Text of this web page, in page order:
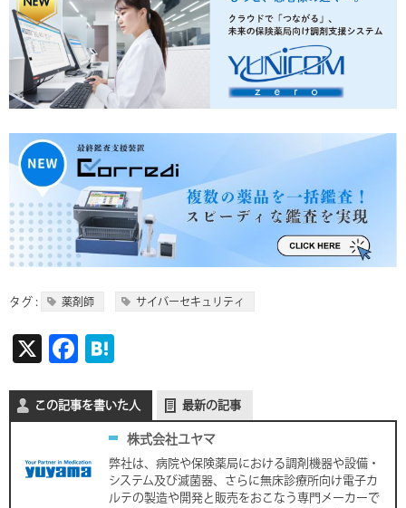
タグ : 薬剤師 サイバーセキュリティ
X
F
e
o
e
n
a
この記事を書いた人 最新の記事
株式会社ユヤマ
弊社は、病院や保険薬局における調剤機器や設備・
システム及び滅菌器、さらに無床診療所向け電子カ
ルテの製造や開発と販売をおこなう専門メーカーで